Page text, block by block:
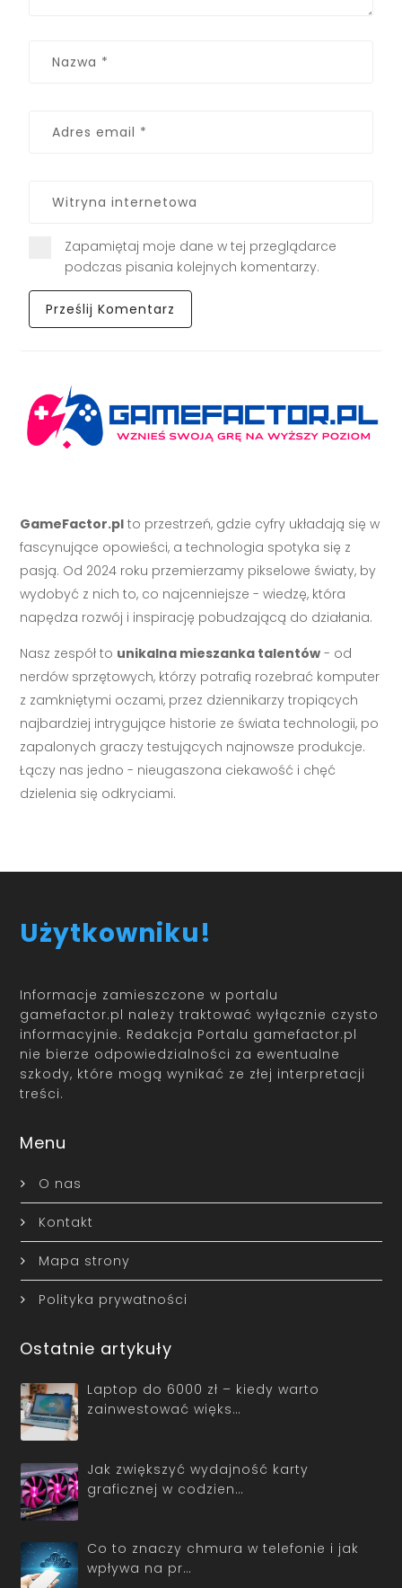
Zapamiętaj moje dane w tej przeglądarce
podczas pisania kolejnych komentarzy.
GameFactor.pl to przestrzeń, gdzie cyfry układają się w
fascynujące opowieści, a technologia spotyka się z
pasją. Od 2024 roku przemierzamy pikselowe światy, by
wydobyć z nich to, co najcenniejsze - wiedzę, która
napędza rozwój i inspirację pobudzającą do działania.
Nasz zespół to unikalna mieszanka talentów - od
nerdów sprzętowych, którzy potrafią rozebrać komputer
z zamkniętymi oczami, przez dziennikarzy tropiących
najbardziej intrygujące historie ze świata technologii, po
zapalonych graczy testujących najnowsze produkcje.
Łączy nas jedno - nieugaszona ciekawość i chęć
dzielenia się odkryciami.
Użytkowniku!
Informacje zamieszczone w portalu
gamefactor.pl należy traktować wyłącznie czysto
informacyjnie. Redakcja Portalu gamefactor.pl
nie bierze odpowiedzialności za ewentualne
szkody, które mogą wynikać ze złej interpretacji
treści.
Menu
O nas
Kontakt
Mapa strony
Polityka prywatności
Ostatnie artykuły
Laptop do 6000 zł – kiedy warto
zainwestować więks…
Jak zwiększyć wydajność karty
graficznej w codzien…
Co to znaczy chmura w telefonie i jak
wpływa na pr…